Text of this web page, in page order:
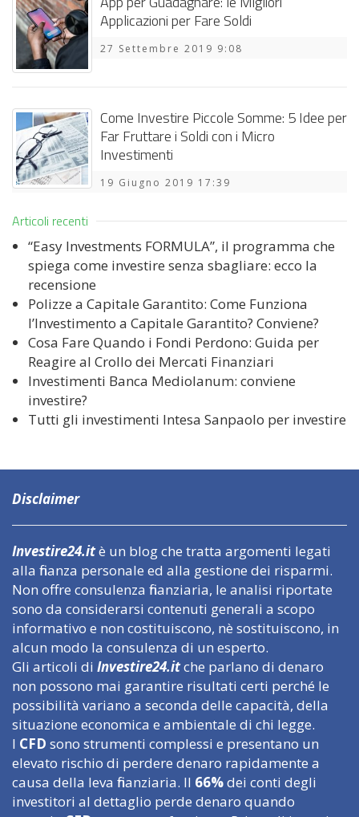
Applicazioni per Fare Soldi
27 Settembre 2019 9:08
Come Investire Piccole Somme: 5 Idee per
Far Fruttare i Soldi con i Micro
Investimenti
19 Giugno 2019 17:39
Articoli recenti
“Easy Investments FORMULA”, il programma che
spiega come investire senza sbagliare: ecco la
recensione
Polizze a Capitale Garantito: Come Funziona
l’Investimento a Capitale Garantito? Conviene?
Cosa Fare Quando i Fondi Perdono: Guida per
Reagire al Crollo dei Mercati Finanziari
Investimenti Banca Mediolanum: conviene
investire?
Tutti gli investimenti Intesa Sanpaolo per investire
Disclaimer
Investire24.itè un blog che tratta argomenti legati
alla finanza personale ed alla gestione dei risparmi.
Non offre consulenza finanziaria, le analisi riportate
sono da considerarsi contenuti generali a scopo
informativo e non costituiscono, nè sostituiscono, in
alcun modo la consulenza di un esperto.
Gli articoli di Investire24.itche parlano di denaro
non possono mai garantire risultati certi perché le
possibilità variano a seconda delle capacità, della
situazione economica e ambientale di chi legge.
I CFD sono strumenti complessi e presentano un
elevato rischio di perdere denaro rapidamente a
causa della leva finanziaria. Il 66%dei conti degli
investitori al dettaglio perde denaro quando